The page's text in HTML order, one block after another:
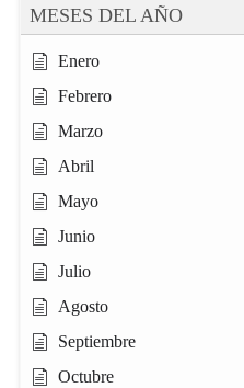
MESES DEL AÑO
Enero
Febrero
Marzo
Abril
Mayo
Junio
Julio
Agosto
Septiembre
Octubre